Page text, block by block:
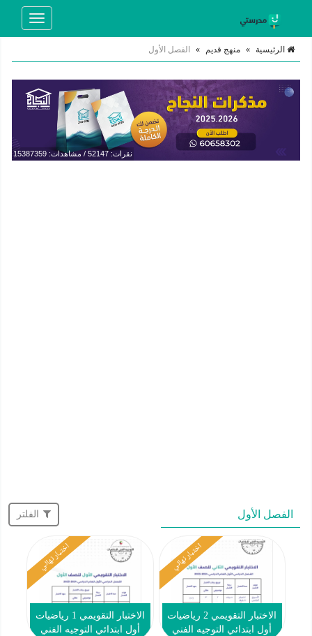
Toggle
الرئيسية » منهج قديم » الفصل الأول
نقرات: 52147 / مشاهدات: 15387359
الفصل الأول الفلتر
اختبار نهائي
الاختبار التقويمي 2 رياضيات
أول ابتدائي التوجيه الفني
اختبار نهائي
الاختبار التقويمي 1 رياضيات
أول ابتدائي التوجيه الفني